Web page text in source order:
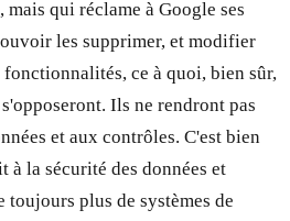
qui réclame à Google ses
les supprimer, et modifier
fonctionnalités, ce à quoi, bien sûr,
Ils ne rendront pas
et aux contrôles. C'est bien
la sécurité des données et
toujours plus de systèmes de